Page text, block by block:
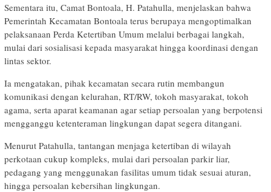
Sementara itu, Camat Bontoala, H. Patahulla, menjelaskan bahwa
Pemerintah Kecamatan Bontoala terus berupaya mengoptimalkan
pelaksanaan Perda Ketertiban Umum melalui berbagai langkah,
mulai dari sosialisasi kepada masyarakat hingga koordinasi dengan
lintas sektor.
Ia mengatakan, pihak kecamatan secara rutin membangun
komunikasi dengan kelurahan, RT/RW, tokoh masyarakat, tokoh
agama, serta aparat keamanan agar setiap persoalan yang berpotensi
mengganggu ketenteraman lingkungan dapat segera ditangani.
Menurut Patahulla, tantangan menjaga ketertiban di wilayah
perkotaan cukup kompleks, mulai dari persoalan parkir liar,
pedagang yang menggunakan fasilitas umum tidak sesuai aturan,
hingga persoalan kebersihan lingkungan.